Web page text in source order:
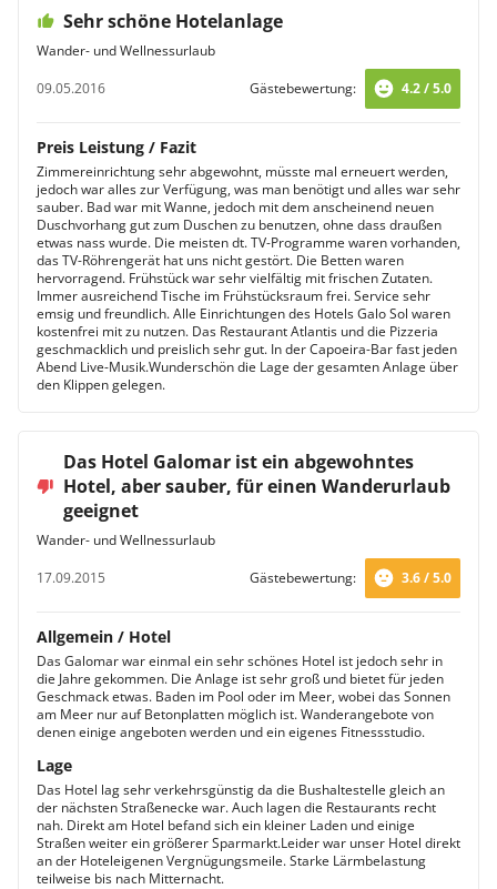
Sehr schöne Hotelanlage
Wander- und Wellnessurlaub
09.05.2016
Gästebewertung: 4.2 / 5.0
Preis Leistung / Fazit
Zimmereinrichtung sehr abgewohnt, müsste mal erneuert werden,
jedoch war alles zur Verfügung, was man benötigt und alles war sehr
sauber. Bad war mit Wanne, jedoch mit dem anscheinend neuen
Duschvorhang gut zum Duschen zu benutzen, ohne dass draußen
etwas nass wurde. Die meisten dt. TV-Programme waren vorhanden,
das TV-Röhrengerät hat uns nicht gestört. Die Betten waren
hervorragend. Frühstück war sehr vielfältig mit frischen Zutaten.
Immer ausreichend Tische im Frühstücksraum frei. Service sehr
emsig und freundlich. Alle Einrichtungen des Hotels Galo Sol waren
kostenfrei mit zu nutzen. Das Restaurant Atlantis und die Pizzeria
geschmacklich und preislich sehr gut. In der Capoeira-Bar fast jeden
Abend Live-Musik.Wunderschön die Lage der gesamten Anlage über
den Klippen gelegen.
Das Hotel Galomar ist ein abgewohntes
Hotel, aber sauber, für einen Wanderurlaub
geeignet
Wander- und Wellnessurlaub
17.09.2015
Gästebewertung: 3.6 / 5.0
Allgemein / Hotel
Das Galomar war einmal ein sehr schönes Hotel ist jedoch sehr in
die Jahre gekommen. Die Anlage ist sehr groß und bietet für jeden
Geschmack etwas. Baden im Pool oder im Meer, wobei das Sonnen
am Meer nur auf Betonplatten möglich ist. Wanderangebote von
denen einige angeboten werden und ein eigenes Fitnessstudio.
Lage
Das Hotel lag sehr verkehrsgünstig da die Bushaltestelle gleich an
der nächsten Straßenecke war. Auch lagen die Restaurants recht
nah. Direkt am Hotel befand sich ein kleiner Laden und einige
Straßen weiter ein größerer Sparmarkt.Leider war unser Hotel direkt
an der Hoteleigenen Vergnügungsmeile. Starke Lärmbelastung
teilweise bis nach Mitternacht.